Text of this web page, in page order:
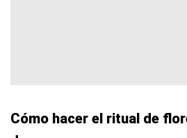
Cómo hacer el ritual de